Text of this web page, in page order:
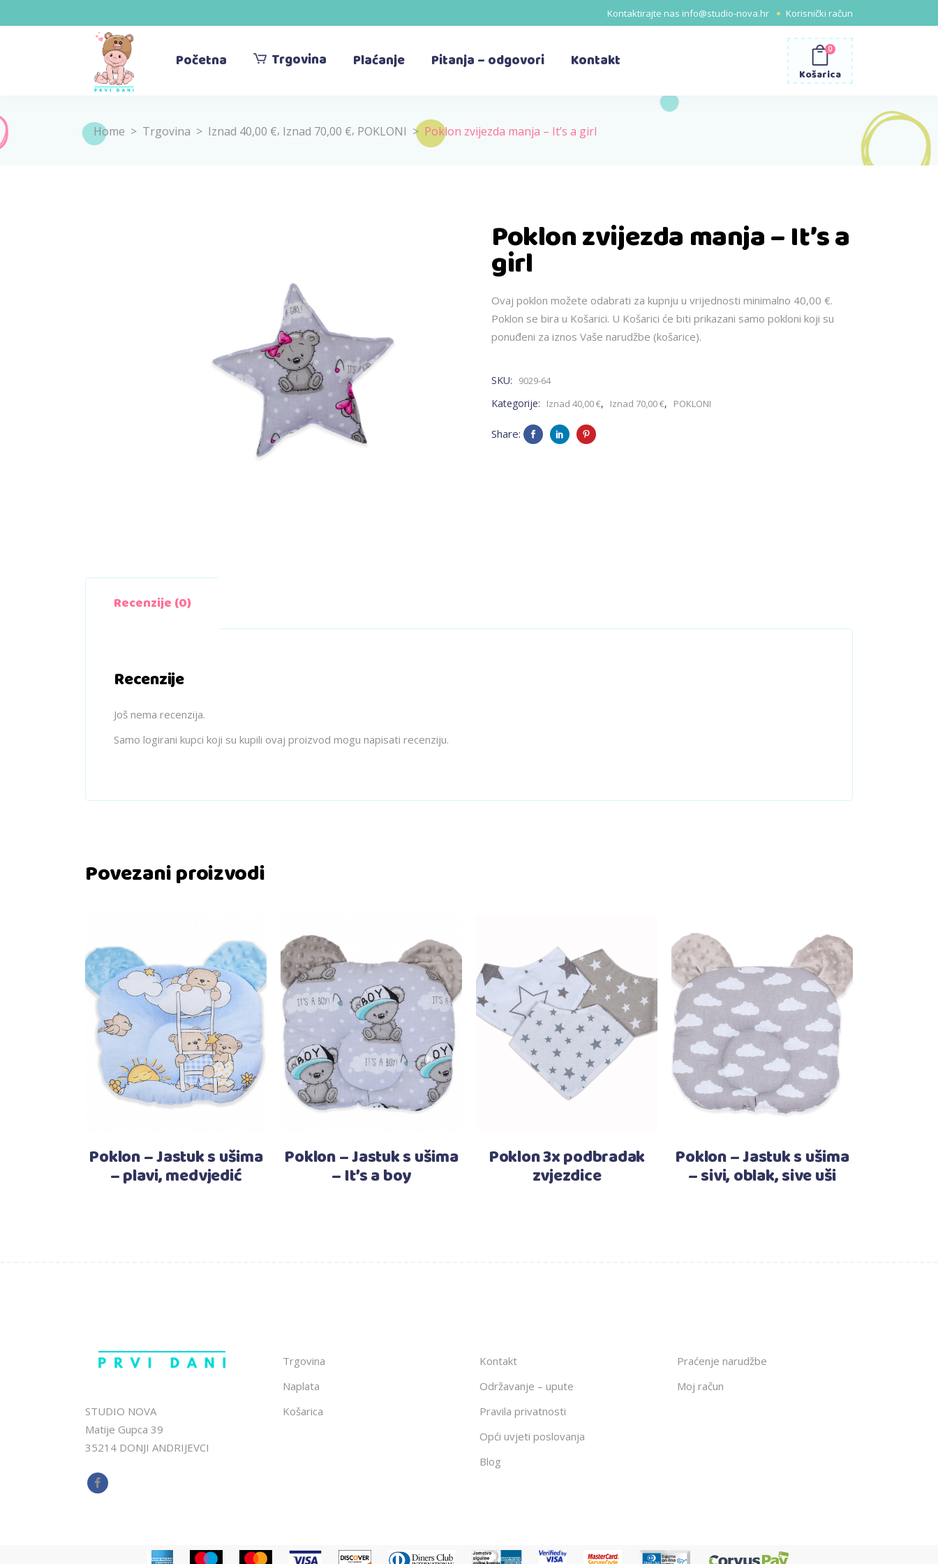
Kontaktirajte nas info@studio-nova.hr Korisnički račun
Početna Trgovina Plaćanje Pitanja – odgovori Kontakt
Košarica
0
Home > Trgovina > Iznad 40,00 €, Iznad 70,00 €, POKLONI > Poklon zvijezda manja – It’s a girl
Poklon zvijezda manja – It’s a
girl
Ovaj poklon možete odabrati za kupnju u vrijednosti minimalno 40,00 €.
Poklon se bira u Košarici. U Košarici će biti prikazani samo pokloni koji su
ponuđeni za iznos Vaše narudžbe (košarice).
SKU: 9029-64
Kategorije: Iznad 40,00 €, Iznad 70,00 €, POKLONI
Share:
Recenzije (0)
Recenzije
Još nema recenzija.
Samo logirani kupci koji su kupili ovaj proizvod mogu napisati recenziju.
Povezani proizvodi
Pročitaj više
Poklon – Jastuk s ušima
– plavi, medvjedić
Pročitaj više
Poklon – Jastuk s ušima
– It’s a boy
Pročitaj više
Poklon 3x podbradak
zvjezdice
Pročitaj više
Poklon – Jastuk s ušima
– sivi, oblak, sive uši
STUDIO NOVA
Matije Gupca 39
35214 DONJI ANDRIJEVCI
Trgovina
Naplata
Košarica
Kontakt
Održavanje – upute
Pravila privatnosti
Opći uvjeti poslovanja
Blog
Praćenje narudžbe
Moj račun